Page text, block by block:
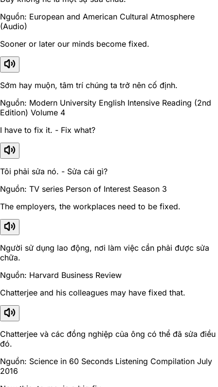
Nguồn: European and American Cultural Atmosphere
(Audio)
Sooner or later our minds become fixed.
Sớm hay muộn, tâm trí chúng ta trở nên cố định.
Nguồn: Modern University English Intensive Reading (2nd
Edition) Volume 4
I have to fix it. - Fix what?
Tôi phải sửa nó. - Sửa cái gì?
Nguồn: TV series Person of Interest Season 3
The employers, the workplaces need to be fixed.
Người sử dụng lao động, nơi làm việc cần phải được sửa
chữa.
Nguồn: Harvard Business Review
Chatterjee and his colleagues may have fixed that.
Chatterjee và các đồng nghiệp của ông có thể đã sửa điều
đó.
Nguồn: Science in 60 Seconds Listening Compilation July
2016